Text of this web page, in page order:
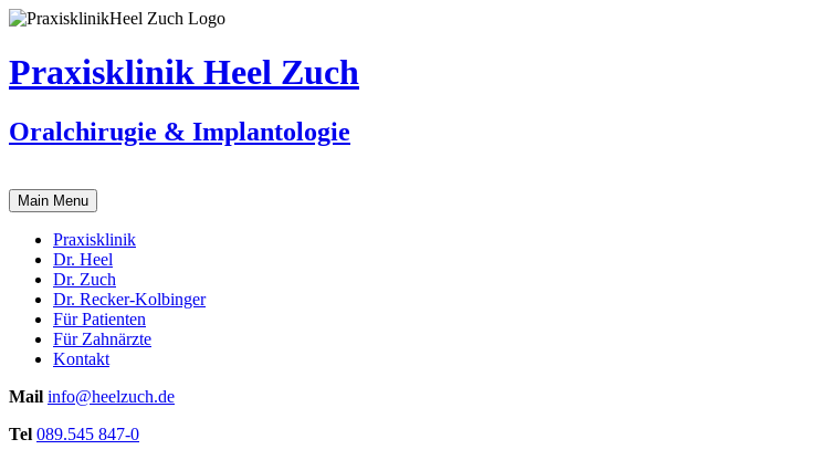
Skip
content
Praxisklinik Heel Zuch
Oralchirugie & Implantologie
Main Menu
Praxisklinik
Dr. Heel
Dr. Zuch
Dr. Recker-Kolbinger
FürPatienten
Für Zahnärzte
Kontakt
Mail info@heelzuch.de
Tel 089.545 847-0